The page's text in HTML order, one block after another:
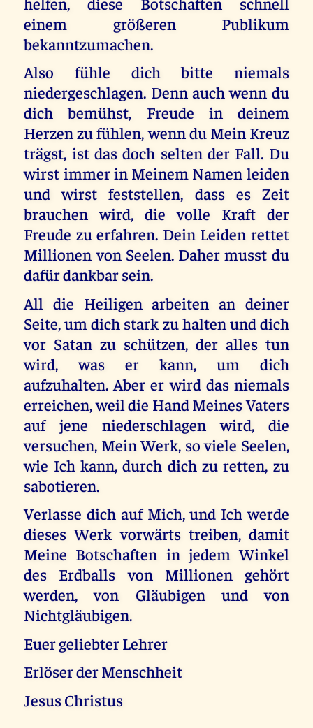
einem größeren Publikum
bekanntzumachen.
Also fühle dich bitte niemals
niedergeschlagen. Denn auch wenn du
dich bemühst, Freude in deinem
Herzen zu fühlen, wenn du Mein Kreuz
trägst, ist das doch selten der Fall. Du
wirst immer in Meinem Namen leiden
und wirst feststellen, dass es Zeit
brauchen wird, die volle Kraft der
Freude zu erfahren. Dein Leiden rettet
Millionen von Seelen. Daher musst du
dafür dankbar sein.
All die Heiligen arbeiten an deiner
Seite, um dich stark zu halten und dich
vor Satan zu schützen, der alles tun
wird, was er kann, um dich
aufzuhalten. Aber er wird das niemals
erreichen, weil die Hand Meines Vaters
auf jene niederschlagen wird, die
versuchen, Mein Werk, so viele Seelen,
wie Ich kann, durch dich zu retten, zu
sabotieren.
Verlasse dich auf Mich, und Ich werde
dieses Werk vorwärts treiben, damit
Meine Botschaften in jedem Winkel
des Erdballs von Millionen gehört
werden, von Gläubigen und von
Nichtgläubigen.
Euer geliebter Lehrer
Erlöser der Menschheit
Jesus Christus